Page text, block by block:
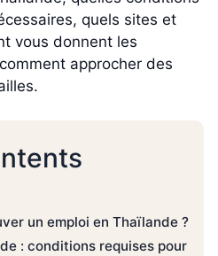
quels sites et
vous donnent les
approcher des
un emploi en Thaïlande ?
: conditions requises pour